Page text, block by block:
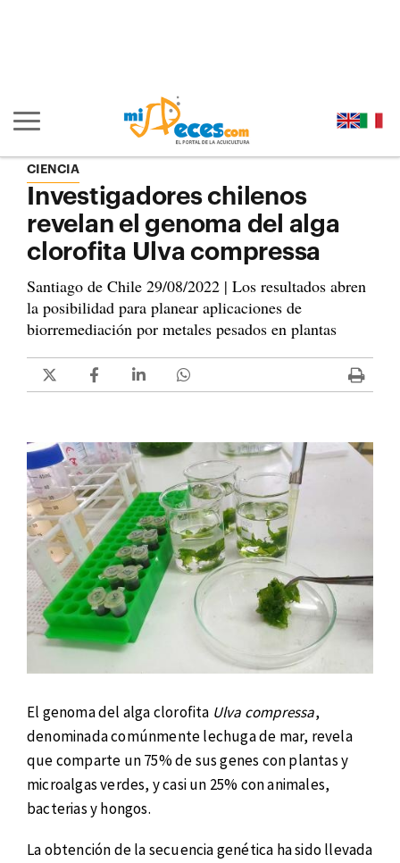
Mostrar/ocultar navegación principal
CIENCIA
Investigadores chilenos
revelan el genoma del alga
clorofita Ulva compressa
Santiago de Chile 29/08/2022 | Los resultados abren
la posibilidad para planear aplicaciones de
biorremediación por metales pesados en plantas
El genoma del alga clorofita Ulva compressa,
denominada comúnmente lechuga de mar, revela
que comparte un 75% de sus genes con plantas y
microalgas verdes, y casi un 25% con animales,
bacterias y hongos.
La obtención de la secuencia genética ha sido llevada